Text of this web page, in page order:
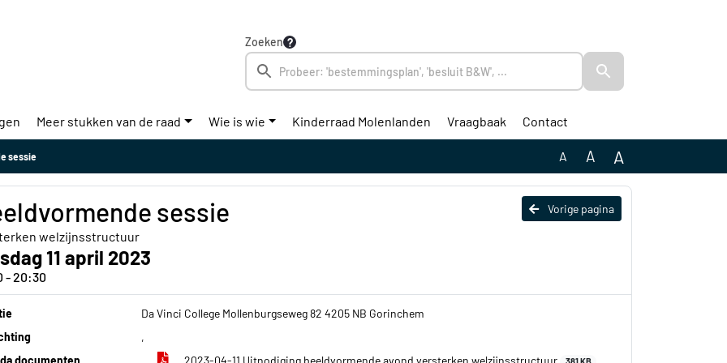
Zoeken
Meer stukken van de raad Wie is wie Kinderraad Molenlanden Vraagbaak Contact
sessie A A A
Vorige pagina
sessie
welzijnsstructuur
11 april 2023
- 20:30
Da Vinci College Mollenburgseweg 82 4205 NB Gorinchem
,
documenten
2023-04-11 Uitnodiging beeldvormende avond versterken welzijnsstructuur